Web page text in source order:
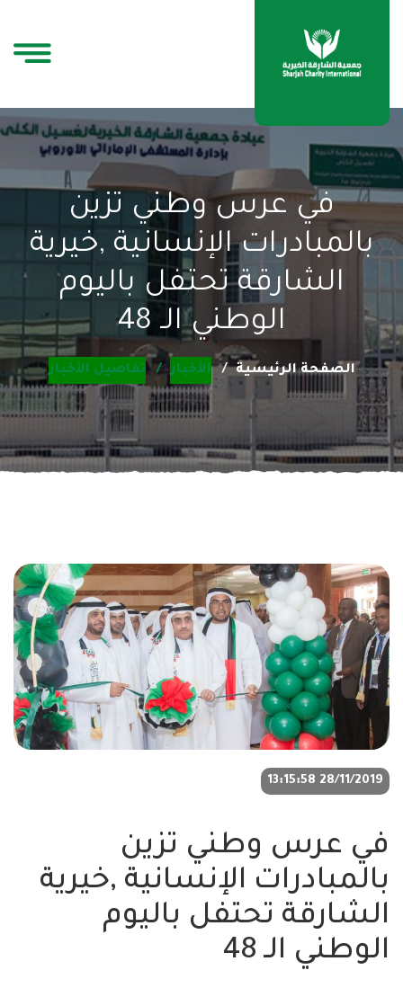
في عرس وطني تزين
بالمبادرات الإنسانية ,خيرية
الشارقة تحتفل باليوم
الوطني الـ 48
الصفحة الرئيسية الأخبار تفاصيل الأخبار
28/11/2019 13:15:58
في عرس وطني تزين
بالمبادرات الإنسانية ,خيرية
الشارقة تحتفل باليوم
الوطني الـ 48